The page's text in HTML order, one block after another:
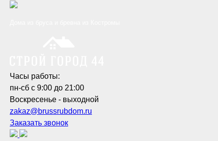
Часы работы:
пн-сб с 9:00 до 21:00
Воскресенье - выходной
zakaz@brussrubdom.ru
Заказать звонок